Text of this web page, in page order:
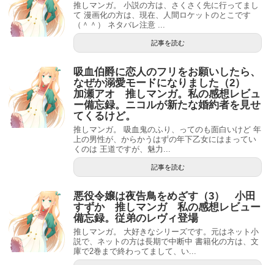
推しマンガ。 小説の方は、さくさく先に行ってまし
て 漫画化の方は、現在、人間ロケットのとこです
（＾＾） ネタバレ注意 ...
記事を読む
吸血伯爵に恋人のフリをお願いしたら、
なぜか溺愛モードになりました（2）
加瀬アオ 推しマンガ。私の感想レビュ
ー備忘録。ニコルが新たな婚約者を見せ
てくるけど。
推しマンガ。 吸血鬼のふり、ってのも面白いけど 年
上の男性が、からかうはずの年下乙女にはまってい
くのは 王道ですが、魅力...
記事を読む
悪役令嬢は夜告鳥をめざす（3） 小田
すずか 推しマンガ 私の感想レビュー
備忘録。従弟のレヴィ登場
推しマンガ。 大好きなシリーズです。元はネット小
説で、ネットの方は長期で中断中 書籍化の方は、文
庫で2巻まで終わってまして、い...